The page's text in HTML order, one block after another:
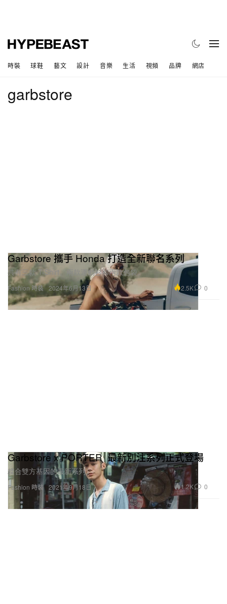
時裝 球鞋 藝文 設計 音樂 生活 視頻 品牌 網店
garbstore
Fashion 時裝
Garbstore 攜手 Honda 打造全新聯名系列
共有三款 T-Shirt、兩款運動衫和兩款包袋。
2024年6月13日 2.5K 0
Fashion 時裝
Garbstore x PORTER 最新別注系列正式登場
糅合雙方基因的最新系列。
2021年9月18日 1.2K 0